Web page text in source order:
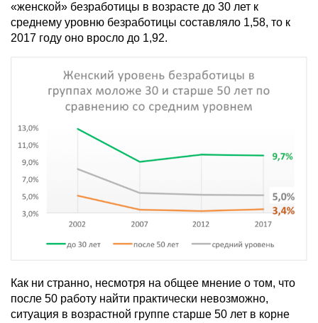
«женской» безработицы в возрасте до 30 лет к
среднему уровню безработицы составляло 1,58, то к
2017 году оно вросло до 1,92.
Как ни странно, несмотря на общее мнение о том, что
после 50 работу найти практически невозможно,
ситуация в возрастной группе старше 50 лет в корне